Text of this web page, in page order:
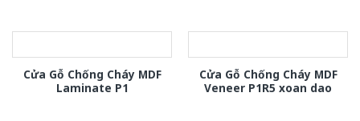
Cửa Gỗ Chống Cháy MDF
Laminate P1
Cửa Gỗ Chống Cháy MDF
Veneer P1R5 xoan dao